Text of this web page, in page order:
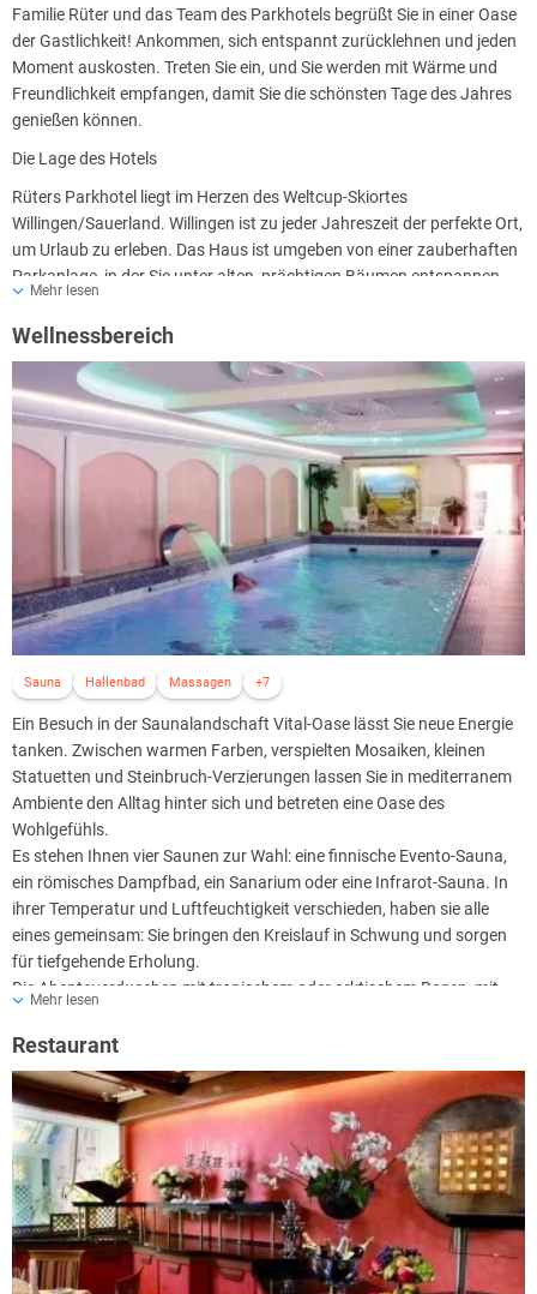
Familie Rüter und das Team des Parkhotels begrüßt Sie in einer Oase
der Gastlichkeit! Ankommen, sich entspannt zurücklehnen und jeden
Moment auskosten. Treten Sie ein, und Sie werden mit Wärme und
Freundlichkeit empfangen, damit Sie die schönsten Tage des Jahres
genießen können.
Die Lage des Hotels
Rüters Parkhotel liegt im Herzen des Weltcup-Skiortes
Willingen/Sauerland. Willingen ist zu jeder Jahreszeit der perfekte Ort,
um Urlaub zu erleben. Das Haus ist umgeben von einer zauberhaften
Parkanlage, in der Sie unter alten, prächtigen Bäumen entspannen
lauschen.
Mehr lesen
Wellnessbereich
Sauna Hallenbad Massagen +7
Ein Besuch in der Saunalandschaft Vital-Oase lässt Sie neue Energie
tanken. Zwischen warmen Farben, verspielten Mosaiken, kleinen
Statuetten und Steinbruch-Verzierungen lassen Sie in mediterranem
Ambiente den Alltag hinter sich und betreten eine Oase des
Wohlgefühls.
Es stehen Ihnen vier Saunen zur Wahl: eine finnische Evento-Sauna,
ein römisches Dampfbad, ein Sanarium oder eine Infrarot-Sauna. In
ihrer Temperatur und Luftfeuchtigkeit verschieden, haben sie alle
eines gemeinsam: Sie bringen den Kreislauf in Schwung und sorgen
für tiefgehende Erholung.
Die Abenteuerduschen mit tropischem oder arktischem Regen, mit
Duschen zum Erlebnis werden.
Mehr lesen
Restaurant